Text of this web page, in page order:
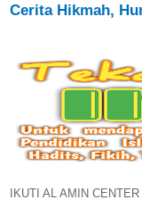
Cerita Hikmah,
IKUTI AL AMIN